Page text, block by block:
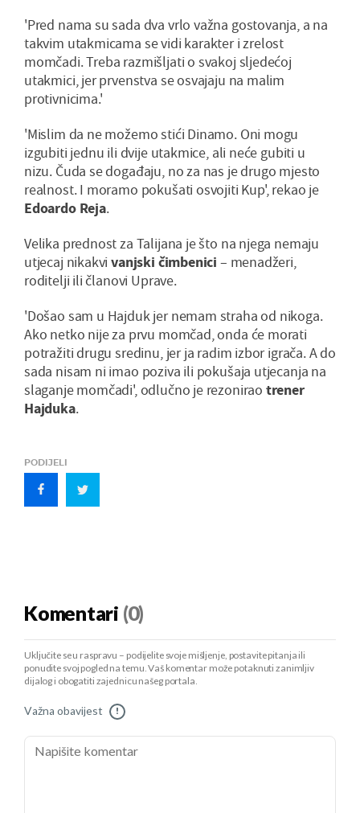
'Pred nama su sada dva vrlo važna gostovanja, a na
takvim utakmicama se vidi karakter i zrelost
momčadi. Treba razmišljati o svakoj sljedećoj
utakmici, jer prvenstva se osvajaju na malim
protivnicima.'
'Mislim da ne možemo stići Dinamo. Oni mogu
izgubiti jednu ili dvije utakmice, ali neće gubiti u
nizu. Čuda se događaju, no za nas je drugo mjesto
realnost. I moramo pokušati osvojiti Kup', rekao je
Edoardo Reja.
Velika prednost za Talijana je što na njega nemaju
utjecaj nikakvivanjski čimbenici – menadžeri,
roditelji ili članovi Uprave.
'Došao sam u Hajduk jer nemam straha od nikoga.
Ako netko nije za prvu momčad, onda će morati
potražiti drugu sredinu, jer ja radim izbor igrača. A do
sada nisam ni imao poziva ili pokušaja utjecanja na
slaganje momčadi', odlučno je rezonirao trener
Hajduka.
PODIJELI
Komentari (0)
Uključite se u raspravu – podijelite svoje mišljenje, postavite pitanja ili
ponudite svoj pogled na temu. Vaš komentar može potaknuti zanimljiv
dijalog i obogatiti zajednicu našeg portala.
Važna obavijest !